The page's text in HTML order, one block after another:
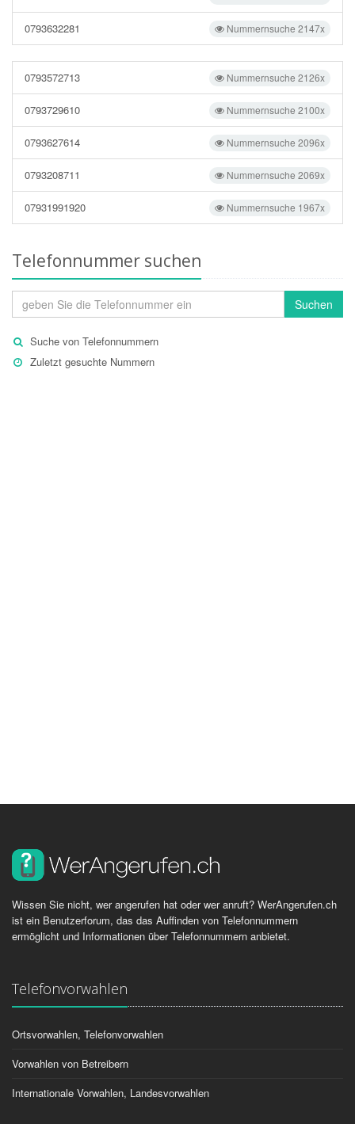
Nummernsuche 2147x
0793632281
Nummernsuche 2126x
0793572713
Nummernsuche 2100x
0793729610
Nummernsuche 2096x
0793627614
Nummernsuche 2069x
0793208711
Nummernsuche 1967x
07931991920
Telefonnummer suchen
Suchen
Suche von Telefonnummern
Zuletzt gesuchte Nummern
Wissen Sie nicht, wer angerufen hat oder wer anruft? WerAngerufen.ch
ist ein Benutzerforum, das das Auffinden von Telefonnummern
ermöglicht und Informationen über Telefonnummern anbietet.
Telefonvorwahlen
Ortsvorwahlen, Telefonvorwahlen
Vorwahlen von Betreibern
Internationale Vorwahlen, Landesvorwahlen